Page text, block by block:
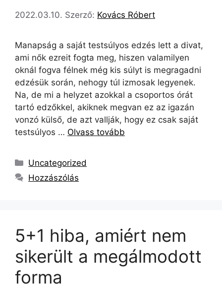
2022.03.10. Szerző: Kovács Róbert
Manapság a saját testsúlyos edzés lett a divat,
ami nők ezreit fogta meg, hiszen valamilyen
oknál fogva félnek még kis súlyt is megragadni
edzésük során, nehogy túl izmosak legyenek.
Na, de mi a helyzet azokkal a csoportos órát
tartó edzőkkel, akiknek megvan ez az igazán
vonzó külső, de azt vallják, hogy ez csak saját
testsúlyos … Olvass tovább
Uncategorized
Hozzászólás
5+1 hiba, amiért nem
sikerült a megálmodott
forma